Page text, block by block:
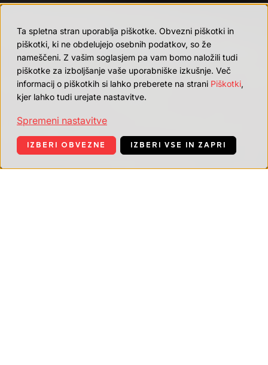
Ta spletna stran uporablja piškotke. Obvezni piškotki in
piškotki, ki ne obdelujejo osebnih podatkov, so že
nameščeni. Z vašim soglasjem pa vam bomo naložili tudi
piškotke za izboljšanje vaše uporabniške izkušnje. Več
informacij o piškotkih si lahko preberete na strani Piškotki,
kjer lahko tudi urejate nastavitve.
Spremeni nastavitve
IZBERI OBVEZNE IZBERI VSE IN ZAPRI